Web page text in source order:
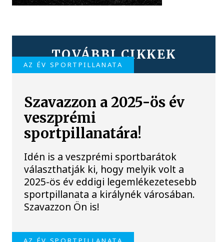
TOVÁBBI CIKKEK
AZ ÉV SPORTPILLANATA
Szavazzon a 2025-ös év
veszprémi
sportpillanatára!
Idén is a veszprémi sportbarátok
választhatják ki, hogy melyik volt a
2025-ös év eddigi legemlékezetesebb
sportpillanata a királynék városában.
Szavazzon Ön is!